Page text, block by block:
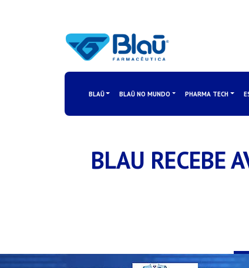
BLAŪ BLAŪ NO MUNDO PHARMA TECH
BLAU RECEBE